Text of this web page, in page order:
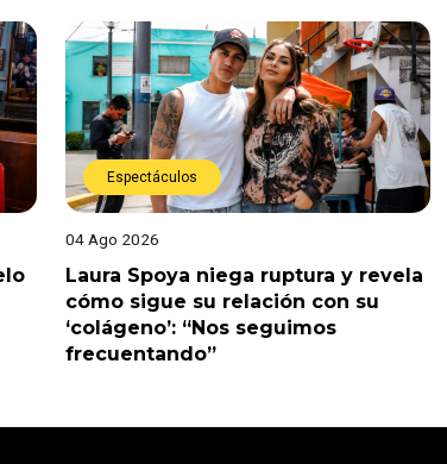
Espectáculos
04 Ago 2026
Laura Spoya niega ruptura y revela
cómo sigue su relación con su
‘colágeno’: “Nos seguimos
frecuentando”